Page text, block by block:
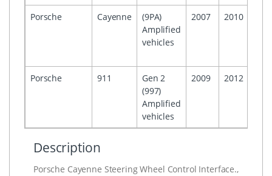
Porsche Cayenne
(9PA)
Amplified
vehicles
2007 2010
Porsche
911
Gen 2
(997)
Amplified
vehicles
2009 2012
Description
Porsche Cayenne Steering Wheel Control Interface.,